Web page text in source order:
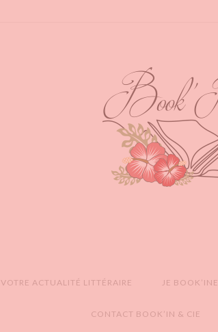
VOTRE ACTUALITÉ LITTÉRAIRE JE BOOK’INE
CONTACT BOOK’IN & CIE